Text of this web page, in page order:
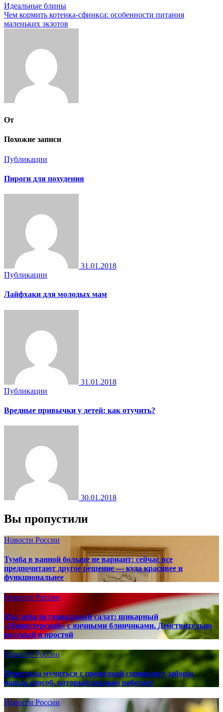
Навигация
по
Идеальные блины
Чем кормить котенка-сфинкса: особенности питания
маленьких экзотов
От
Похожие записи
Публикации
Пироги для похудения
31.01.2018
Публикации
Лайфхаки для молодых мам
31.01.2018
Публикации
Вредные привычки у детей: как отучить?
30.01.2018
Вы пропустили
Новости России
Тумба в ванной больше не вариант: сейчас все
предпочитают другое решение — куда красивее и
функциональнее
Новости России
Мы забыли гениальный салат: шикарный
«Министерский» с яичными блинчиками. Действительно
вкусный и простой
Новости России
Перестала мучиться с прополкой сорняков у забора:
нашла способ, который реально работает
Новости России